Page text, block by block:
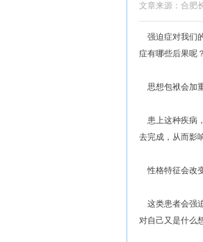
文章来源：合肥
强迫症对我们
症有哪些后果呢？
思想包袱会加
患上这种疾病
去完成，从而影
性格特征会改
这类患者会强
对自己又是什么